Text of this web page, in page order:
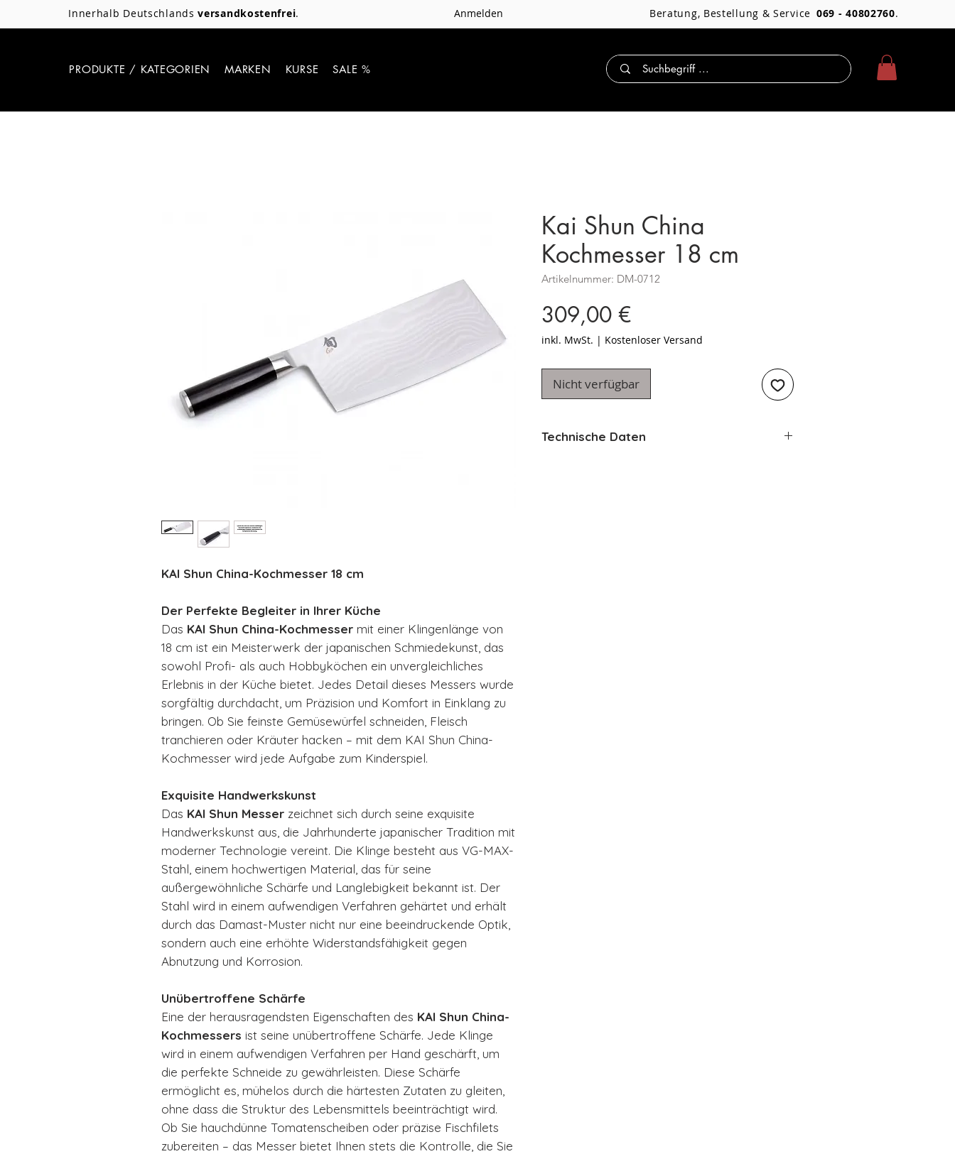
Innerhalb Deutschlandsversandkostenfrei. Anmelden Beratung, Bestellung & Service 069 - 40802760.
PRODUKTE / KATEGORIEN MARKEN KURSE SALE %
KAI Shun China-Kochmesser 18 cm
Der Perfekte Begleiter in Ihrer Küche
Das KAI Shun China-Kochmesser mit einer Klingenlänge von
18 cm ist ein Meisterwerk der japanischen Schmiedekunst, das
sowohl Profi- als auch Hobbyköchen ein unvergleichliches
Erlebnis in der Küche bietet. Jedes Detail dieses Messers wurde
sorgfältig durchdacht, um Präzision und Komfort in Einklang zu
bringen. Ob Sie feinste Gemüsewürfel schneiden, Fleisch
tranchieren oder Kräuter hacken – mit dem KAI Shun China-
Kochmesser wird jede Aufgabe zum Kinderspiel.
Exquisite Handwerkskunst
Das KAI Shun Messer zeichnet sich durch seine exquisite
Handwerkskunst aus, die Jahrhunderte japanischer Tradition mit
moderner Technologie vereint. Die Klinge besteht aus VG-MAX-
Stahl, einem hochwertigen Material, das für seine
außergewöhnliche Schärfe und Langlebigkeit bekannt ist. Der
Stahl wird in einem aufwendigen Verfahren gehärtet und erhält
durch das Damast-Muster nicht nur eine beeindruckende Optik,
sondern auch eine erhöhte Widerstandsfähigkeit gegen
Abnutzung und Korrosion.
Unübertroffene Schärfe
Eine der herausragendsten Eigenschaften des KAI Shun China-
Kochmessers ist seine unübertroffene Schärfe. Jede Klinge
wird in einem aufwendigen Verfahren per Hand geschärft, um
die perfekte Schneide zu gewährleisten. Diese Schärfe
ermöglicht es, mühelos durch die härtesten Zutaten zu gleiten,
ohne dass die Struktur des Lebensmittels beeinträchtigt wird.
Ob Sie hauchdünne Tomatenscheiben oder präzise Fischfilets
zubereiten – das Messer bietet Ihnen stets die Kontrolle, die Sie
Kai Shun China
Kochmesser 18 cm
Artikelnummer: DM-0712
309,00 €Preis
inkl. MwSt. | Kostenloser Versand
Nicht verfügbar
Technische Daten